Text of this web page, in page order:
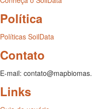
Política
Políticas SoilData
Contato
E-mail:
Links